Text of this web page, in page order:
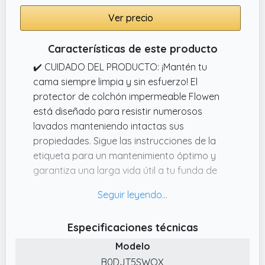
✔️ Máxima Protección La Funda De Colchón
Utopia Premium Proporciona Protección De
Protegiendo Su Colchón De Chinches, Ácaros
Del Polvo Y Otros Parásitos. Mantenga La
Limpieza De Su Colchón Y Prolongue Su Vida
Útil Sin Esfuerzo.
Ver precio
Características de este producto
✔️ CUIDADO DEL PRODUCTO: ¡Mantén tu
cama siempre limpia y sin esfuerzo! El
protector de colchón impermeable Flowen
está diseñado para resistir numerosos
lavados manteniendo intactas sus
propiedades. Sigue las instrucciones de la
etiqueta para un mantenimiento óptimo y
garantiza una larga vida útil a tu funda de
protector de colchón Flowen está disponible
en una amplia gama de tamaños para
adaptarse a todo tipo de cama, tanto doble
Especificaciones técnicas
Modelo
B0DJT5SWQX